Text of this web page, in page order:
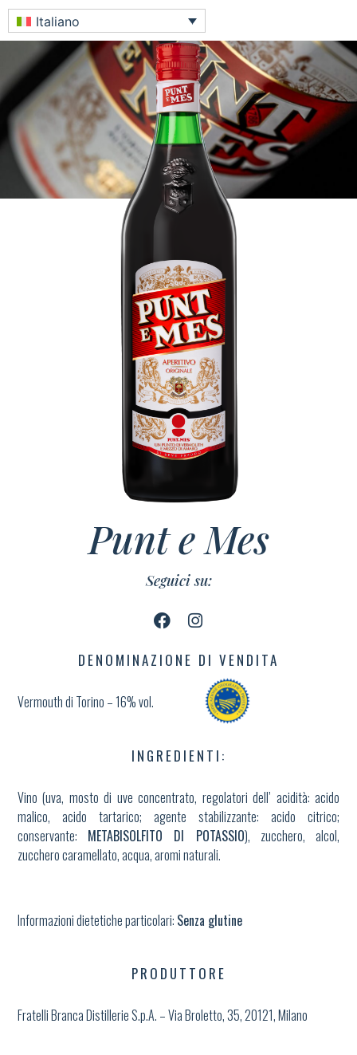
Italiano
Punt e Mes
Seguici su:
DENOMINAZIONE DI VENDITA
Vermouth di Torino – 16% vol.
INGREDIENTI:
Vino (uva, mosto di uve concentrato, regolatori dell’ acidità: acido
malico, acido tartarico; agente stabilizzante: acido citrico;
conservante: METABISOLFITO DI POTASSIO), zucchero, alcol,
zucchero caramellato, acqua, aromi naturali.
Informazioni dietetiche particolari: Senza glutine
PRODUTTORE
Fratelli Branca Distillerie S.p.A. – Via Broletto, 35, 20121, Milano